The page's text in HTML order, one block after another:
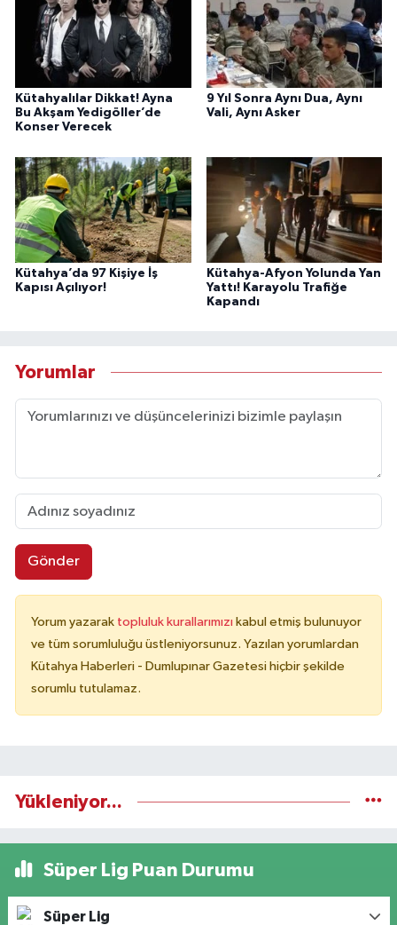
Kütahyalılar Dikkat! Ayna
Bu Akşam Yedigöller’de
Konser Verecek
9 Yıl Sonra Aynı Dua, Aynı
Vali, Aynı Asker
Kütahya’da 97 Kişiye İş
Kapısı Açılıyor!
Kütahya-Afyon Yolunda Yan
Yattı! Karayolu Trafiğe
Kapandı
Yorumlar
Gönder
Yorum yazarak topluluk kurallarımızı kabul etmiş bulunuyor
ve tüm sorumluluğu üstleniyorsunuz. Yazılan yorumlardan
Kütahya Haberleri - Dumlupınar Gazetesi hiçbir şekilde
sorumlu tutulamaz.
Yükleniyor...
Süper Lig Puan Durumu
Süper Lig